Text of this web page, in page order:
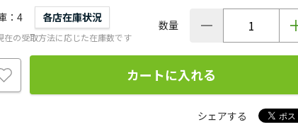
4 各店在庫状況
在の受取方法に応じた在庫数です
数量
カートに入れる
シェアする